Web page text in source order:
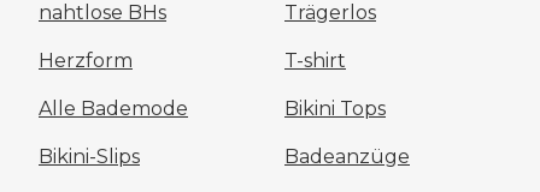
nahtlose BHs Trägerlos
Herzform T-shirt
Alle Bademode Bikini Tops
Bikini-Slips Badeanzüge